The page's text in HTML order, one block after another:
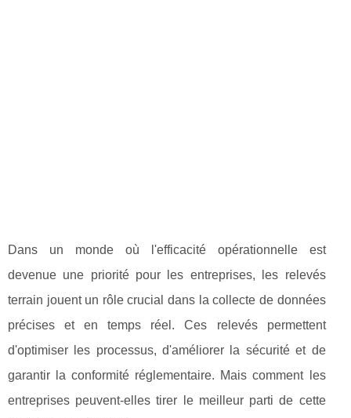
Dans un monde où l'efficacité opérationnelle est
devenue une priorité pour les entreprises, les relevés
terrain jouent un rôle crucial dans la collecte de données
précises et en temps réel. Ces relevés permettent
d'optimiser les processus, d'améliorer la sécurité et de
garantir la conformité réglementaire. Mais comment les
entreprises peuvent-elles tirer le meilleur parti de cette